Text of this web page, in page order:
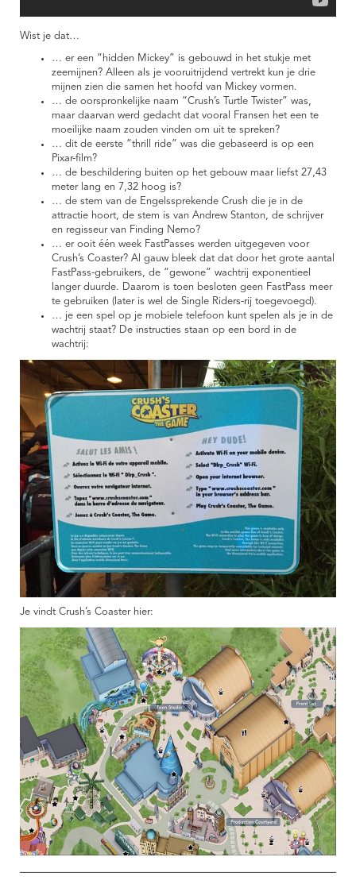
Wist je dat…
… er een “hidden Mickey” is gebouwd in het stukje met
zeemijnen? Alleen als je vooruitrijdend vertrekt kun je drie
mijnen zien die samen het hoofd van Mickey vormen.
… de oorspronkelijke naam “Crush’s Turtle Twister” was,
maar daarvan werd gedacht dat vooral Fransen het een te
moeilijke naam zouden vinden om uit te spreken?
… dit de eerste “thrill ride” was die gebaseerd is op een
Pixar-film?
… de beschildering buiten op het gebouw maar liefst 27,43
meter lang en 7,32 hoog is?
… de stem van de Engelssprekende Crush die je in de
attractie hoort, de stem is van Andrew Stanton, de schrijver
en regisseur van Finding Nemo?
… er ooit één week FastPasses werden uitgegeven voor
Crush’s Coaster? Al gauw bleek dat dat door het grote aantal
FastPass-gebruikers, de “gewone” wachtrij exponentieel
langer duurde. Daarom is toen besloten geen FastPass meer
te gebruiken (later is wel de Single Riders-rij toegevoegd).
… je een spel op je mobiele telefoon kunt spelen als je in de
wachtrij staat? De instructies staan op een bord in de
wachtrij:
Je vindt Crush’s Coaster hier: